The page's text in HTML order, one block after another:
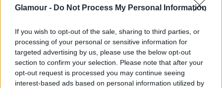
Glamour - Do Not Process My Personal Information
If you wish to opt-out of the sale, sharing to third parties, or
processing of your personal or sensitive information for
targeted advertising by us, please use the below opt-out
section to confirm your selection. Please note that after your
opt-out request is processed you may continue seeing
interest-based ads based on personal information utilized by
rendszerességgel kávézók közel feleakkora eséllyel
akik nem ittak kávét.
A mértékletességről se
feledkezz meg